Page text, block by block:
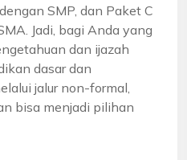
SMP, dan Paket C
Jadi, bagi Anda yang
dan ijazah
dasar dan
jalur non-formal,
bisa menjadi pilihan